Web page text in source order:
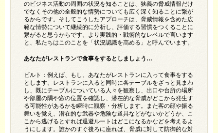
のビジネス活動の周囲の状況を知ることは、狭義の脅威情報だけ
でなくその他の全般的な情勢についても広く深く知ることに繋が
るからです。そしてこうしたアプローチは、脅威情報を含めた広
範な情勢について継続的に分析し、評価する習慣をつくることに
繋がると思うからです。より実践的・戦術的なレベルで言います
と、私たちはこのことを「状況認識を高める」と呼んでいます。
あなたがレストランで食事をするとしましょう…
ビルト：例えば、もし、あなたがレストランに入って食事をする
とします。レストランに入ると同時に各テーブルをざっと見まわ
し、既にテーブルについている人々を観察し、出口や台所の場所
や部屋の隅や窓の位置を確認し、潜在的な脅威がどこから発生す
る可能性があるかを瞬時に観察・分析します。また客の顔や振る
舞いを覚え、潜在的な武器や危険な道具などがないかどうか、こ
こから逃げるとすれば退避ルートはどこになるかなどを考えるよ
うにします。誰かのすぐ後ろに座れば、脅威に対して防御的な対